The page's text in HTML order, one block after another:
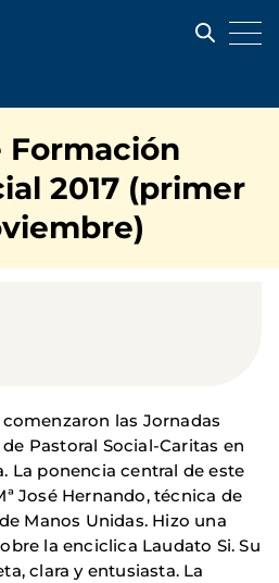
Formación
2017 (primer
las Jornadas
Pastoral Social-Caritas en
La ponencia central de este
José Hernando, técnica de
Manos Unidas. Hizo una
la enciclica Laudato Si. Su
clara y entusiasta. La